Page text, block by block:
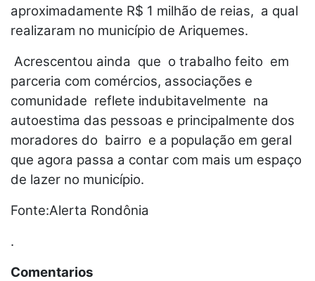
aproximadamente R$ 1 milhão de reias, a qual
realizaram no município de Ariquemes.
Acrescentou ainda que o trabalho feito em
parceria com comércios, associações e
comunidade reflete indubitavelmente na
autoestima das pessoas e principalmente dos
moradores do bairro e a população em geral
que agora passa a contar com mais um espaço
de lazer no município.
Fonte:Alerta Rondônia
.
Comentarios